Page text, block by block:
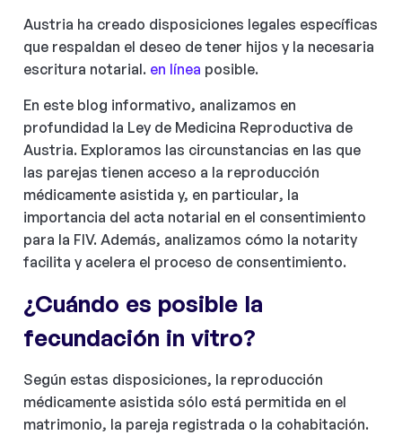
Austria ha creado disposiciones legales específicas
que respaldan el deseo de tener hijos y la necesaria
escritura notarial. en línea posible.
En este blog informativo, analizamos en
profundidad la Ley de Medicina Reproductiva de
Austria. Exploramos las circunstancias en las que
las parejas tienen acceso a la reproducción
médicamente asistida y, en particular, la
importancia del acta notarial en el consentimiento
para la FIV. Además, analizamos cómo la notarity
facilita y acelera el proceso de consentimiento.
¿Cuándo es posible la
fecundación in vitro?
Según estas disposiciones, la reproducción
médicamente asistida sólo está permitida en el
matrimonio, la pareja registrada o la cohabitación.